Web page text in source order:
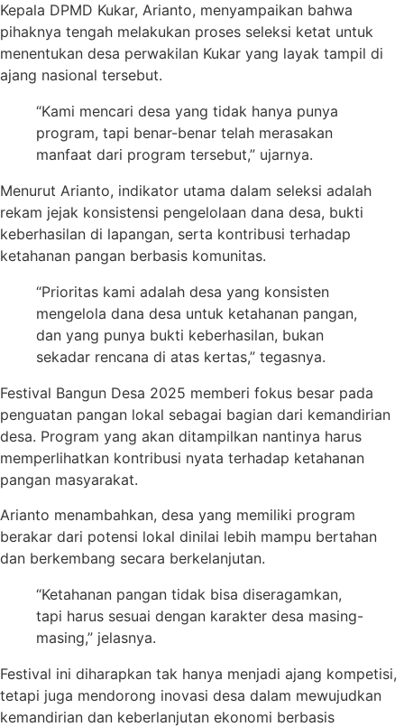
Kepala DPMD Kukar, Arianto, menyampaikan bahwa
pihaknya tengah melakukan proses seleksi ketat untuk
menentukan desa perwakilan Kukar yang layak tampil di
ajang nasional tersebut.
“Kami mencari desa yang tidak hanya punya
program, tapi benar-benar telah merasakan
manfaat dari program tersebut,” ujarnya.
Menurut Arianto, indikator utama dalam seleksi adalah
rekam jejak konsistensi pengelolaan dana desa, bukti
keberhasilan di lapangan, serta kontribusi terhadap
ketahanan pangan berbasis komunitas.
“Prioritas kami adalah desa yang konsisten
mengelola dana desa untuk ketahanan pangan,
dan yang punya bukti keberhasilan, bukan
sekadar rencana di atas kertas,” tegasnya.
Festival Bangun Desa 2025 memberi fokus besar pada
penguatan pangan lokal sebagai bagian dari kemandirian
desa. Program yang akan ditampilkan nantinya harus
memperlihatkan kontribusi nyata terhadap ketahanan
pangan masyarakat.
Arianto menambahkan, desa yang memiliki program
berakar dari potensi lokal dinilai lebih mampu bertahan
dan berkembang secara berkelanjutan.
“Ketahanan pangan tidak bisa diseragamkan,
tapi harus sesuai dengan karakter desa masing-
masing,” jelasnya.
Festival ini diharapkan tak hanya menjadi ajang kompetisi,
tetapi juga mendorong inovasi desa dalam mewujudkan
kemandirian dan keberlanjutan ekonomi berbasis